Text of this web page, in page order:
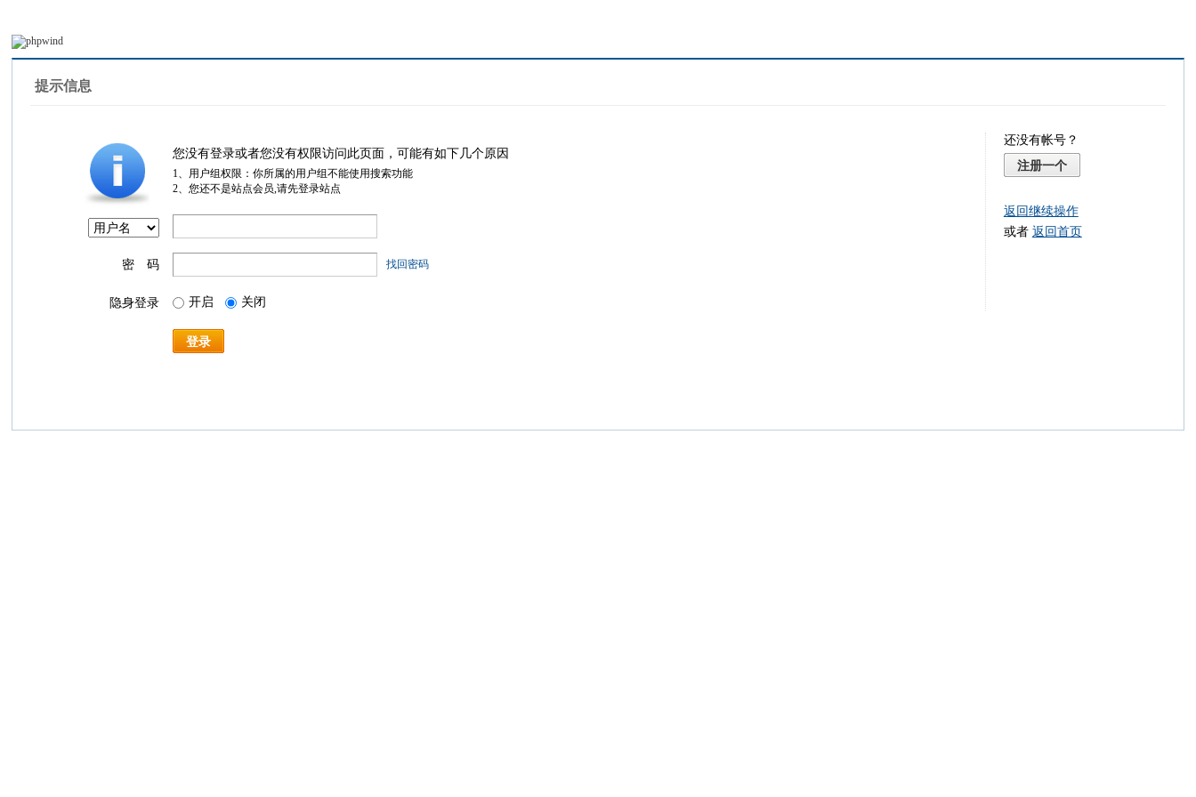
提示信息
您没有登录或者您没有权限访问此页面，可能有如下几个原因
1、用户组权限：你所属的用户组不能使用搜索功能
2、您还不是站点会员,请先登录站点
密 码 找回密码
隐身登录 开启 关闭
登录
还没有帐号？
注册一个
返回继续操作
或者 返回首页